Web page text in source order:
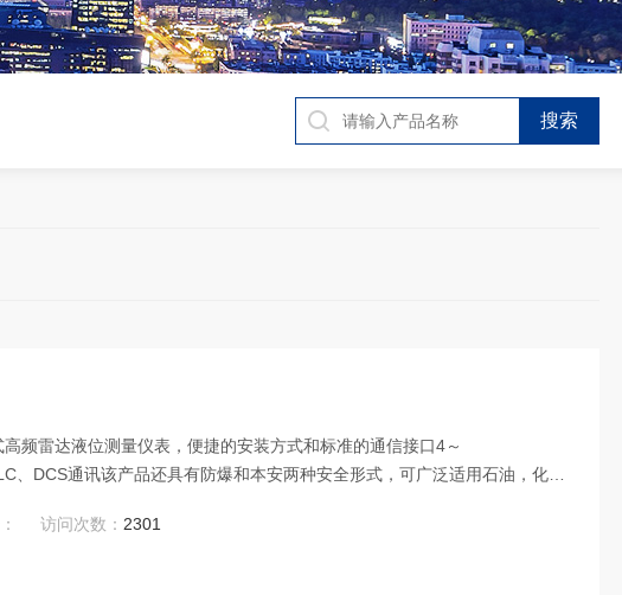
频雷达液位测量仪表，便捷的安装方式和标准的通信接口4～
、DCS通讯该产品还具有防爆和本安两种安全形式，可广泛适用石油，化
访问次数： 2301